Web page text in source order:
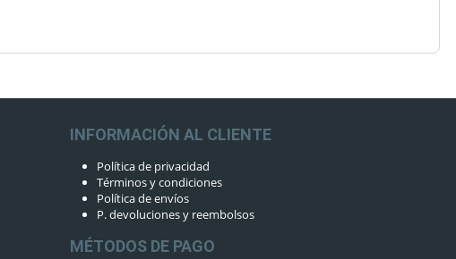
INFORMACIÓN AL CLIENTE
Política de privacidad
Términos y condiciones
Política de envíos
P. devoluciones y reembolsos
MÉTODOS DE PAGO